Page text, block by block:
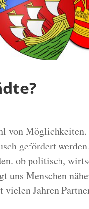
von
gefördert
ob politisch,
uns Menschen
Jahren